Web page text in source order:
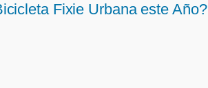
Fixie Urbana este Año?